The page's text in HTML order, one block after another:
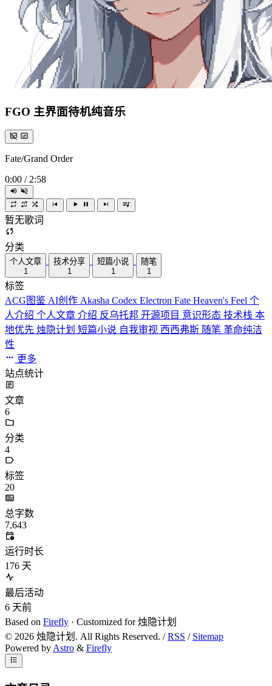
FGO 主界面待机纯音乐
Fate/Grand Order
0:00 / 2:58
暂无歌词
分类
个人文章
1
技术分享
1
短篇小说
1
随笔
1
标签
ACG图鉴 AI创作 Akasha Codex Electron Fate Heaven's Feel 个
人介绍 个人文章 介绍 反乌托邦 开源项目 意识形态 技术栈 本
地优先 烛隐计划 短篇小说 自我审视 西西弗斯 随笔 革命纯洁
性
更多
站点统计
文章
6
分类
4
标签
20
总字数
7,643
运行时长
176 天
最后活动
6 天前
Based on Firefly · Customized for 烛隐计划
© 2026 烛隐计划. All Rights Reserved. /RSS / Sitemap
Powered byAstro & Firefly